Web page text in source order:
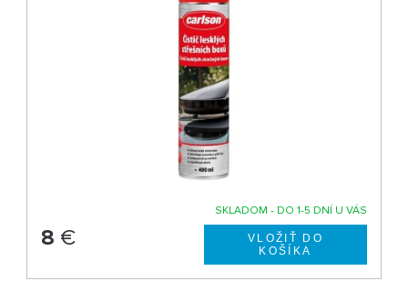
SKLADOM - DO 1-5 DNÍ U VÁS
8 €